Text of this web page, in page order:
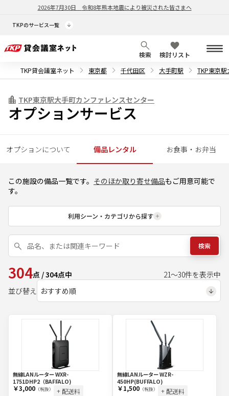
2026年7月30日 令和8年熊本地震により被災された皆さまへ
TKPのサービス一覧
検索
検討リスト
TKP貸会議室ネット
東京都 千代田区 大手町駅 TKP東京
TKP東京駅大手町カンファレンスセンター
オプションサービス
オプションについて 備品レンタル お食事・お弁当
この施設の備品一覧です。 そのほか取り寄せ備品もご用意可能で
す。
利用シーン・カテゴリから探す
検索
304点 /304点中 21～30件を表示中
並び替え
無線LANルーター WXR-
1751DHP2（BAFFALO)
￥3,000（税抜） + 配送料
無線LANルーター WZR-
450HP(BUFFALO)
￥1,500（税抜） + 配送料